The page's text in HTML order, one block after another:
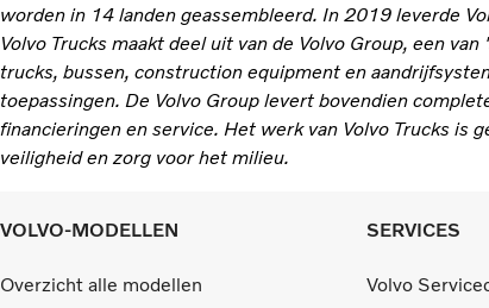
worden in 14 landen geassembleerd. In 2019 leverde
Volvo Trucks maakt deel uit van de Volvo Group, een
trucks, bussen, construction equipment en
toepassingen. De Volvo Group levert bovendien
financieringen en service. Het werk van Volvo Trucks is
veiligheid en zorg voor het milieu.
VOLVO-MODELLEN
Overzicht alle modellen
SERVICES
Volvo